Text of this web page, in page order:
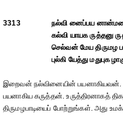
3313
நல்வி னைப்பய
கல்வி யாயக ருத்தனு
செல்வன் மேய திருமழ
புல்கி யேத்து மதுபுக
இறைவன் நல்வினையின் பயனாகியவன்.
பயனாகிய கருத்தன். உருத்திரனாகத்
திருமழபாடியைப் போற்றுங்கள். அது